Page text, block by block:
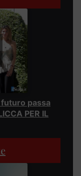
futuro passa
PER IL